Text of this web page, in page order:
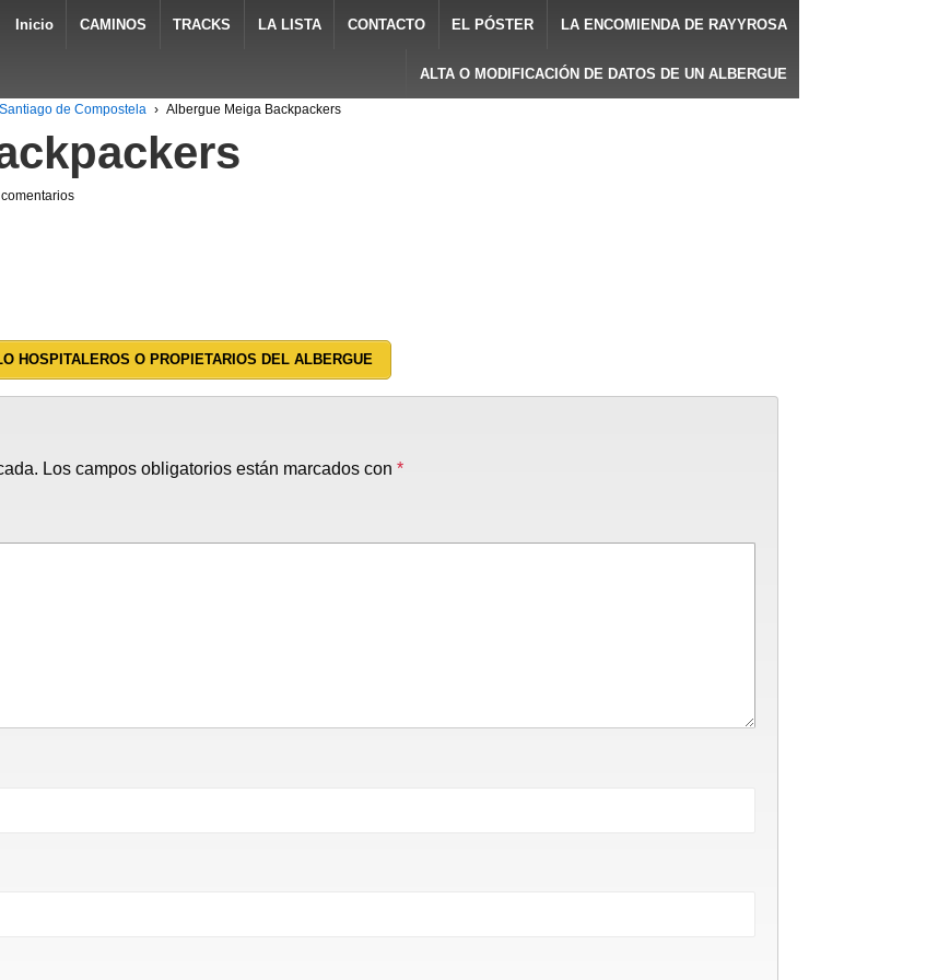
Inicio CAMINOS TRACKS LA LISTA CONTACTO EL PÓSTER LA ENCOMIENDA DE RAYYROSA
ALTA O MODIFICACIÓN DE DATOS DE UN ALBERGUE
de Compostela › Albergue Meiga Backpackers
HOSPITALEROS O PROPIETARIOS DEL ALBERGUE
Los campos obligatorios están marcados con *